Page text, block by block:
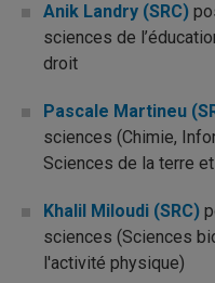
Anik Landry (SRC)
sciences de
droit
Pascale Martineu
sciences (Chimie,
Sciences de la terre
Khalil Miloudi (SRC)
sciences (Sciences
l'activité physique)